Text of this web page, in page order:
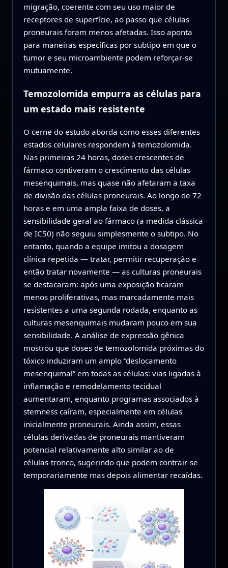
migração, coerente com seu uso maior de
receptores de superfície, ao passo que células
proneurais foram menos afetadas. Isso aponta
para maneiras específicas por subtipo em que o
tumor e seu microambiente podem reforçar‑se
mutuamente.
Temozolomida empurra as células para
um estado mais resistente
O cerne do estudo aborda como esses diferentes
estados celulares respondem à temozolomida.
Nas primeiras 24 horas, doses crescentes de
fármaco contiveram o crescimento das células
mesenquimais, mas quase não afetaram a taxa
de divisão das células proneurais. Ao longo de 72
horas e em uma ampla faixa de doses, a
sensibilidade geral ao fármaco (a medida clássica
de IC50) não seguiu simplesmente o subtipo. No
entanto, quando a equipe imitou a dosagem
clínica repetida — tratar, permitir recuperação e
então tratar novamente — as culturas proneurais
se destacaram: após uma exposição ficaram
menos proliferativas, mas marcadamente mais
resistentes a uma segunda rodada, enquanto as
culturas mesenquimais mudaram pouco em sua
sensibilidade. A análise de expressão gênica
mostrou que doses de temozolomida próximas do
tóxico induziram um amplo “deslocamento
mesenquimal” em todas as células: vias ligadas à
inflamação e remodelamento tecidual
aumentaram, enquanto programas associados à
stemness caíram, especialmente em células
inicialmente proneurais. Ainda assim, essas
células derivadas de proneurais mantiveram
potencial relativamente alto similar ao de
células‑tronco, sugerindo que podem contrair‑se
temporariamente mas depois alimentar recaídas.